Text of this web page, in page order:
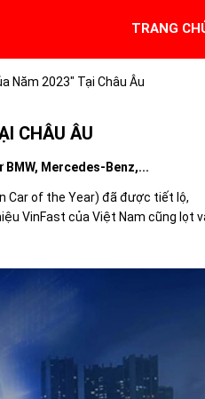
TRANG
Năm 2023" Tại Châu Âu
CHÂU ÂU
Mercedes-Benz,...
Car of the Year) đã được tiết lộ,
VinFast của Việt Nam cũng lọt